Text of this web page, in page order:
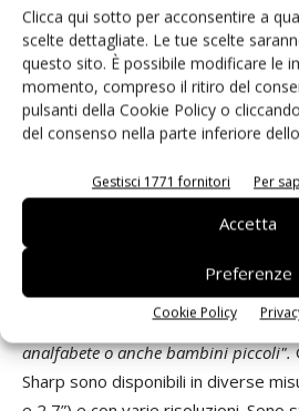
Clicca qui sotto per acconsentire a
scelte dettagliate. Le tue scelte
questo sito. È possibile modificare le
momento, compreso il ritiro del
pulsanti della Cookie Policy o
del consenso nella parte inferiore
Gestisci 1771 fornitori Per
Accetta
Preferenze
Cookie Policy
contrasto e l'elevata risoluzione
del dispositivo anche all'aperto.
del display: "Ha soddisfatto tutti i
dimensione giusta e la sua leggibilità
basso consumo di energia di soli 15
impressionato." "Inoltre"
display Lcd con memoria mostra la
di purificazione e guida l'operatore in
metodo Sodis: agitare la bottiglia
sole, aspettare che i batteri siano
Questo fa sì che il processo di
comprendere anche per persone con
analfabete o anche bambini piccoli".
Sharp sono disponibili in diverse